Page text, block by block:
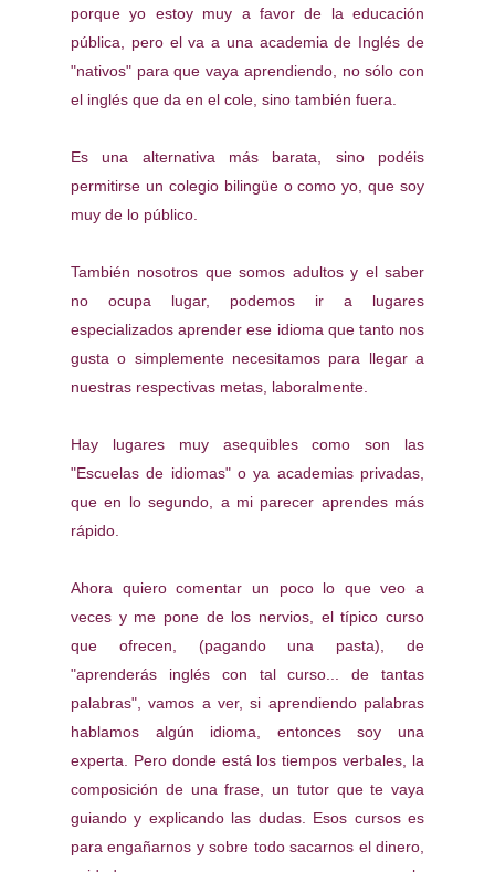
porque yo estoy muy a favor de la educación
pública, pero el va a una academia de Inglés de
"nativos" para que vaya aprendiendo, no sólo con
el inglés que da en el cole, sino también fuera.
Es una alternativa más barata, sino podéis
permitirse un colegio bilingüe o como yo, que soy
muy de lo público.
También nosotros que somos adultos y el saber
no ocupa lugar, podemos ir a lugares
especializados aprender ese idioma que tanto nos
gusta o simplemente necesitamos para llegar a
nuestras respectivas metas, laboralmente.
Hay lugares muy asequibles como son las
"Escuelas de idiomas" o ya academias privadas,
que en lo segundo, a mi parecer aprendes más
rápido.
Ahora quiero comentar un poco lo que veo a
veces y me pone de los nervios, el típico curso
que ofrecen, (pagando una pasta), de
"aprenderás inglés con tal curso... de tantas
palabras", vamos a ver, si aprendiendo palabras
hablamos algún idioma, entonces soy una
experta. Pero donde está los tiempos verbales, la
composición de una frase, un tutor que te vaya
guiando y explicando las dudas. Esos cursos es
para engañarnos y sobre todo sacarnos el dinero,